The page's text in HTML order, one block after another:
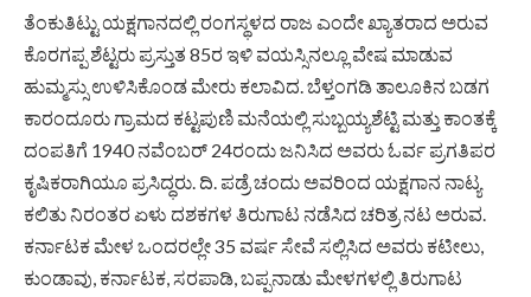
ತೆಂಕುತಿಟ್ಟು ಯಕ್ಷಗಾನದಲ್ಲಿ ರಂಗಸ್ಥಳದ ರಾಜ ಎಂದೇ ಖ್ಯಾತರಾದ ಅರುವ
ಕೊರಗಪ್ಪ ಶೆಟ್ಟರು ಪ್ರಸ್ತುತ 85ರ ಇಳಿ ವಯಸ್ಸಿನಲ್ಲೂ ವೇಷ ಮಾಡುವ
ಹುಮ್ಮಸ್ಸು ಉಳಿಸಿಕೊಂಡ ಮೇರು ಕಲಾವಿದ. ಬೆಳ್ತಂಗಡಿ ತಾಲೂಕಿನ ಬಡಗ
ಕಾರಂದೂರು ಗ್ರಾಮದ ಕಟ್ಟಪುಣಿ ಮನೆಯಲ್ಲಿ ಸುಬ್ಬಯ್ಯಶೆಟ್ಟಿ ಮತ್ತು ಕಾಂತಕ್ಕೆ
ದಂಪತಿಗೆ 1940 ನವೆಂಬರ್ 24ರಂದು ಜನಿಸಿದ ಅವರು ಓರ್ವ ಪ್ರಗತಿಪರ
ಕೃಷಿಕರಾಗಿಯೂ ಪ್ರಸಿದ್ಧರು. ದಿ. ಪಡ್ರೆ ಚಂದು ಅವರಿಂದ ಯಕ್ಷಗಾನ ನಾಟ್ಯ
ಕಲಿತು ನಿರಂತರ ಏಳು ದಶಕಗಳ ತಿರುಗಾಟ ನಡೆಸಿದ ಚರಿತ್ರ ನಟ ಅರುವ.
ಕರ್ನಾಟಕ ಮೇಳ ಒಂದರಲ್ಲೇ 35 ವರ್ಷ ಸೇವೆ ಸಲ್ಲಿಸಿದ ಅವರು ಕಟೀಲು,
ಕುಂಡಾವು, ಕರ್ನಾಟಕ, ಸರಪಾಡಿ, ಬಪ್ಪನಾಡು ಮೇಳಗಳಲ್ಲಿ ತಿರುಗಾಟ